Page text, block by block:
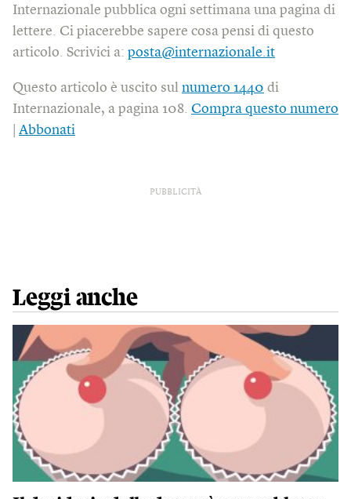
Internazionale pubblica ogni settimana una pagina di
lettere. Ci piacerebbe sapere cosa pensi di questo
articolo. Scrivici a: posta@internazionale.it
Questo articolo è uscito sul numero 1440 di
Internazionale, a pagina 108. Compra questo numero
Abbonati
PUBBLICITÀ
Leggi anche